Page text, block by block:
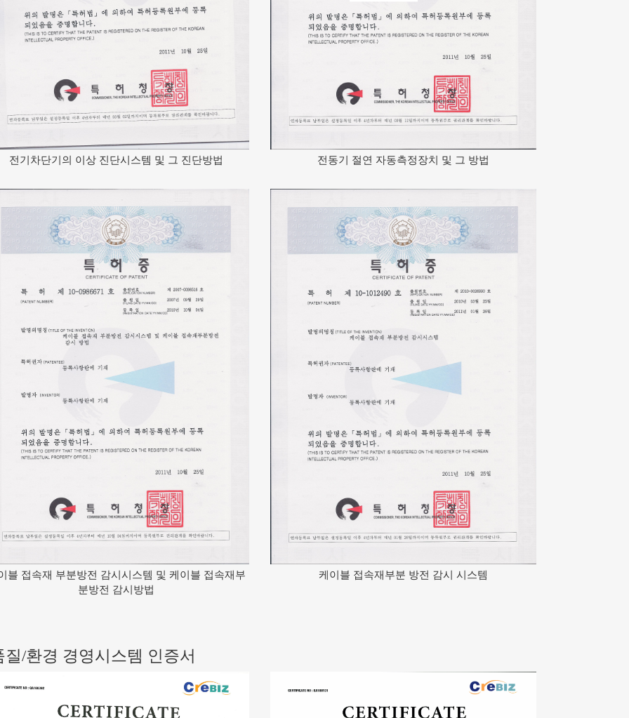
전기차단기의 이상 진단시스템 및 그 진단방법 전동기 절연 자동측정장치 및 그 방법
블 접속재 부분방전 감시시스템 및 케이블 접속재부
분방전 감시방법
케이블 접속재부분 방전 감시 시스템
질/환경 경영시스템 인증서